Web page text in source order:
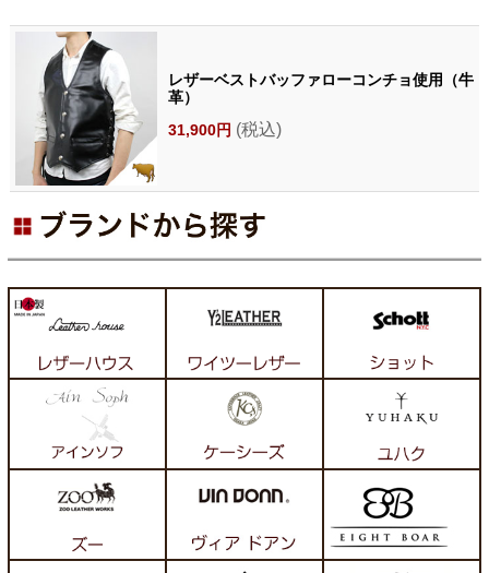
レザーベストバッファローコンチョ使用（牛
革）
31,900円 (税込)